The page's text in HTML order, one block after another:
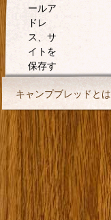
ールア
ドレ
ス、サ
イトを
保存す
る。
キャンプブレッドとは